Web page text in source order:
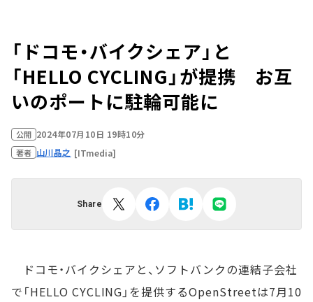
「ドコモ・バイクシェア」と
「HELLO CYCLING」が提携 お互
いのポートに駐輪可能に
公開 2024年07月10日 19時10分
著者 山川晶之 [ITmedia]
Share
ドコモ・バイクシェアと、ソフトバンクの連結子会社
で「HELLO CYCLING」を提供するOpenStreetは7月10